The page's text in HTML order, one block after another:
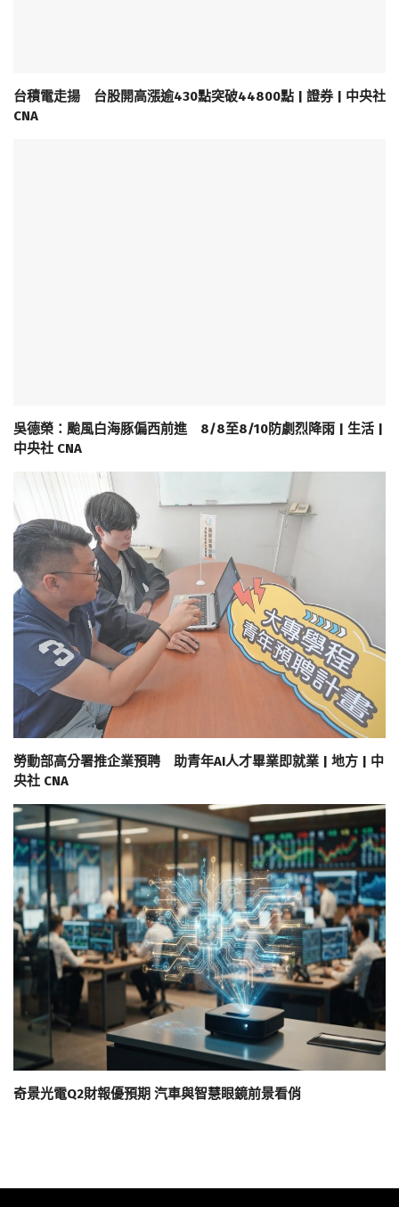
台積電走揚 台股開高漲逾430點突破44800點 | 證券 | 中央社
CNA
吳德榮：颱風白海豚偏西前進 8/8至8/10防劇烈降雨 | 生活 |
中央社 CNA
勞動部高分署推企業預聘 助青年AI人才畢業即就業 | 地方 | 中
央社 CNA
奇景光電Q2財報優預期 汽車與智慧眼鏡前景看俏